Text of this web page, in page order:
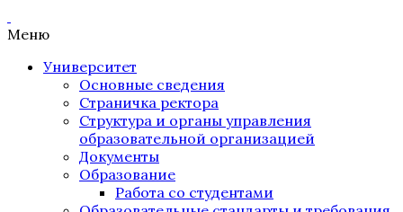
Меню
Университет
Основные сведения
Страничка ректора
Структура и органы управления
образовательной организацией
Документы
Образование
Работа со студентами